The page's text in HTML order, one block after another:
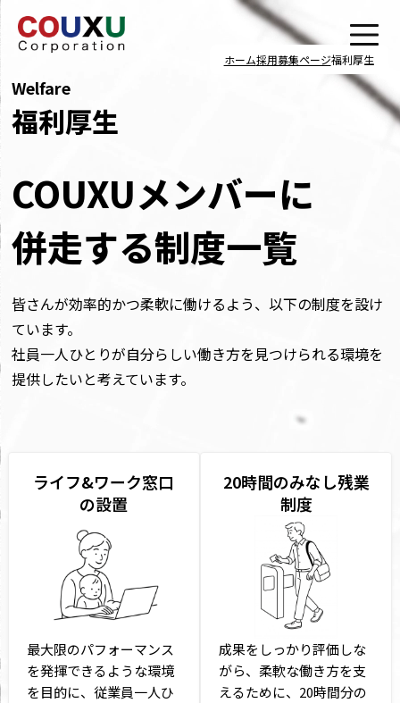
ホーム採用募集ページ福利厚生
Welfare
福利厚生
COUXUメンバーに
併走する制度一覧
皆さんが効率的かつ柔軟に働けるよう、以下の制度を設け
ています。
社員一人ひとりが自分らしい働き方を見つけられる環境を
提供したいと考えています。
ライフ&ワーク窓口
の設置
最大限のパフォーマンス
を発揮できるような環境
を目的に、従業員一人ひ
20時間のみなし残業
制度
成果をしっかり評価しな
がら、柔軟な働き方を支
えるために、20時間分の